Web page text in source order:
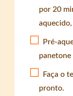
por 20
Pré-
Faça o
pronto.